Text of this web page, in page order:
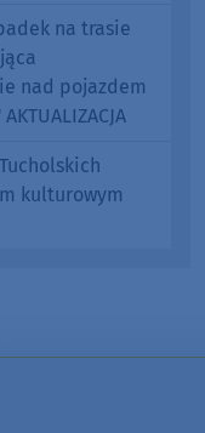
na trasie
nad pojazdem
kulturowym